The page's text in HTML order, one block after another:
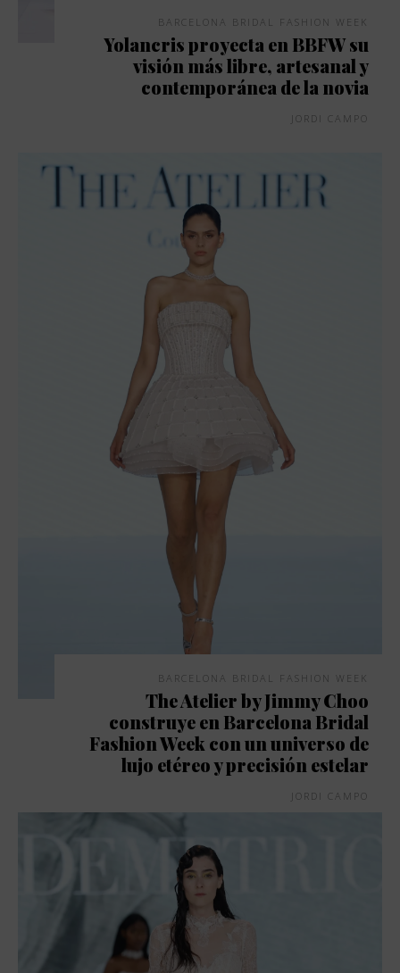
BARCELONA BRIDAL FASHION WEEK
Yolancris proyecta en BBFW su
visión más libre, artesanal y
contemporánea de la novia
JORDI CAMPO
BARCELONA BRIDAL FASHION WEEK
The Atelier by Jimmy Choo
construye en Barcelona Bridal
Fashion Week con un universo de
lujo etéreo y precisión estelar
JORDI CAMPO